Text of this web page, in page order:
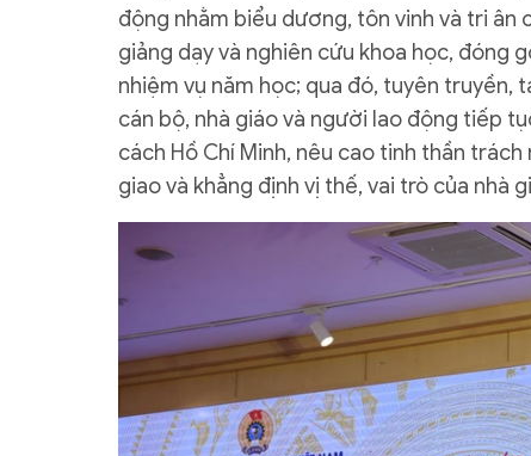
động nhằm biểu dương, tôn vinh và tri
giảng dạy và nghiên cứu khoa học, đóng
nhiệm vụ năm học; qua đó, tuyên truyền,
cán bộ, nhà giáo và người lao động tiếp
cách Hồ Chí Minh, nêu cao tinh thần
giao và khẳng định vị thế, vai trò của nhà